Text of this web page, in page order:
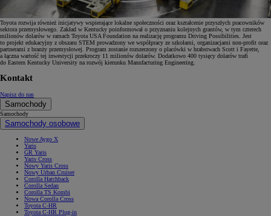
Toyota rozwija również inicjatywy wspierające lokalne społeczności oraz kształcenie przyszłych pracowników
sektora przemysłowego. Zakład w Kentucky poinformował o przyznaniu kolejnych grantów, w tym czterech
milionów dolarów w ramach Toyota USA Foundation na realizację programu Driving Possibilities. Jest
to projekt edukacyjny z obszaru STEM prowadzony we współpracy ze szkołami, organizacjami non-profit oraz
partnerami z branży przemysłowej. Program zostanie rozszerzony o placówki w hrabstwach Scott i Fayette,
a łączna wartość tej inwestycji przekroczy 11 milionów dolarów. Dodatkowo 400 tysięcy dolarów trafi
do Eastern Kentucky University na rozwój kierunku Manufacturing Engineering.
Kontakt
Napisz do nas
Samochody
Samochody
Samochody osobowe
Nowe Aygo X
Yaris
GR Yaris
Yaris Cross
Nowy Yaris Cross
Nowy Urban Cruiser
Corolla Hatchback
Corolla Sedan
Corolla TS Kombi
Nowa Corolla Cross
Toyota C-HR
Toyota C-HR Plug-in